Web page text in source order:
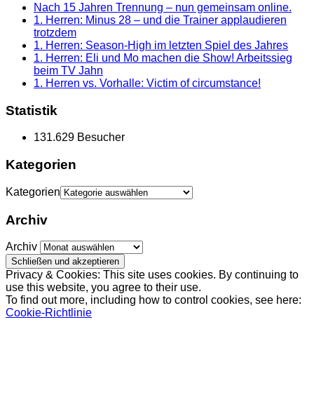
Nach 15 Jahren Trennung – nun gemeinsam online.
1. Herren: Minus 28 – und die Trainer applaudieren
trotzdem
1. Herren: Season-High im letzten Spiel des Jahres
1. Herren: Eli und Mo machen die Show! Arbeitssieg
beim TV Jahn
1. Herren vs. Vorhalle: Victim of circumstance!
Statistik
131.629 Besucher
Kategorien
Kategorien
Archiv
Archiv
Privacy & Cookies: This site uses cookies. By continuing to
use this website, you agree to their use.
To find out more, including how to control cookies, see here:
Cookie-Richtlinie